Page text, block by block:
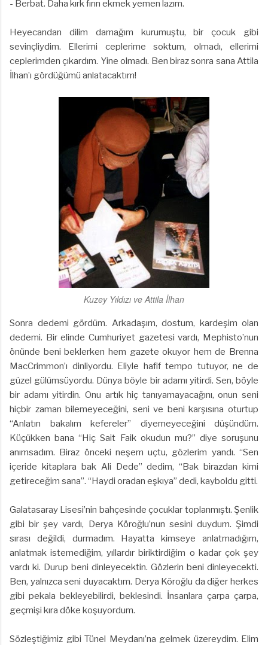
- Berbat. Daha kırk fırın ekmek yemen lazım.
Heyecandan dilim damağım kurumuştu, bir çocuk gibi
sevinçliydim. Ellerimi ceplerime soktum, olmadı, ellerimi
ceplerimden çıkardım. Yine olmadı. Ben biraz sonra sana Attila
İlhan’ı gördüğümü anlatacaktım!
Kuzey Yıldızı ve Attila İlhan
Sonra dedemi gördüm. Arkadaşım, dostum, kardeşim olan
dedemi. Bir elinde Cumhuriyet gazetesi vardı, Mephisto’nun
önünde beni beklerken hem gazete okuyor hem de Brenna
MacCrimmon’ı dinliyordu. Eliyle hafif tempo tutuyor, ne de
güzel gülümsüyordu. Dünya böyle bir adamı yitirdi. Sen, böyle
bir adamı yitirdin. Onu artık hiç tanıyamayacağını, onun seni
hiçbir zaman bilemeyeceğini, seni ve beni karşısına oturtup
“Anlatın bakalım kefereler” diyemeyeceğini düşündüm.
Küçükken bana “Hiç Sait Faik okudun mu?” diye soruşunu
anımsadım. Biraz önceki neşem uçtu, gözlerim yandı. “Sen
içeride kitaplara bak Ali Dede” dedim, “Bak birazdan kimi
getireceğim sana”. “Haydi oradan eşkıya” dedi, kayboldu gitti.
Galatasaray Lisesi’nin bahçesinde çocuklar toplanmıştı. Şenlik
gibi bir şey vardı, Derya Köroğlu’nun sesini duydum. Şimdi
sırası değildi, durmadım. Hayatta kimseye anlatmadığım,
anlatmak istemediğim, yıllardır biriktirdiğim o kadar çok şey
vardı ki. Durup beni dinleyecektin. Gözlerin beni dinleyecekti.
Ben, yalnızca seni duyacaktım. Derya Köroğlu da diğer herkes
gibi pekala bekleyebilirdi, beklesindi. İnsanlara çarpa çarpa,
geçmişi kıra döke koşuyordum.
Sözleştiğimiz gibi Tünel Meydanı’na gelmek üzereydim. Elim